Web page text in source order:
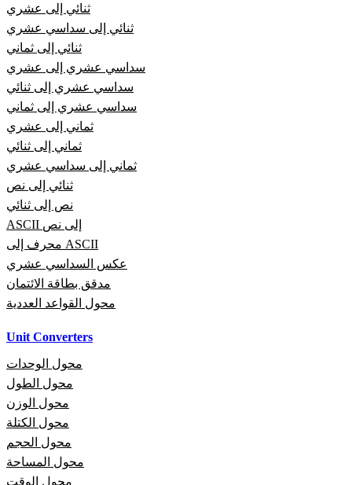
ثنائي إلى عشري
ثنائي إلى سداسي عشري
ثنائي إلى ثماني
سداسي عشري إلى عشري
سداسي عشري إلى ثنائي
سداسي عشري إلى ثماني
ثماني إلى عشري
ثماني إلى ثنائي
ثماني إلى سداسي عشري
ثنائي إلى نص
نص إلى ثنائي
ASCII إلى نص
محرف إلى ASCII
عكس السداسي عشري
مدقق بطاقة الائتمان
محول القواعد العددية
Unit Converters
محول الوحدات
محول الطول
محول الوزن
محول الكتلة
محول الحجم
محول المساحة
محول الوقت